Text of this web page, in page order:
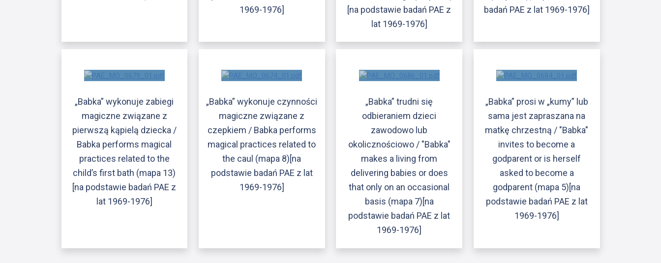
1969-1976]
[na podstawie badań PAE z
lat 1969-1976]
badań PAE z lat 1969-1976]
„Babka” wykonuje zabiegi
magiczne związane z
pierwszą kąpielą dziecka /
Babka performs magical
practices related to the
child’s first bath (mapa 13)
[na podstawie badań PAE z
lat 1969-1976]
„Babka” wykonuje czynności
magiczne związane z
czepkiem / Babka performs
magical practices related to
the caul (mapa 8)[na
podstawie badań PAE z lat
1969-1976]
„Babka” trudni się
odbieraniem dzieci
zawodowo lub
okolicznościowo / "Babka"
makes a living from
delivering babies or does
that only on an occasional
basis (mapa 7)[na
podstawie badań PAE z lat
1969-1976]
„Babka” prosi w „kumy” lub
sama jest zapraszana na
matkę chrzestną / "Babka"
invites to become a
godparent or is herself
asked to become a
godparent (mapa 5)[na
podstawie badań PAE z lat
1969-1976]